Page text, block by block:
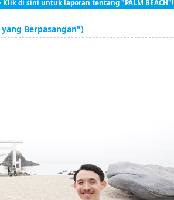
Klik di sini untuk laporan tentang "PALM BEACH"!
Berpasangan")